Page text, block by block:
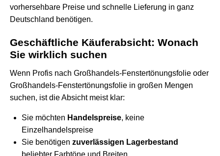
vorhersehbare Preise und schnelle Lieferung in ganz
Deutschland benötigen.
Geschäftliche Käuferabsicht: Wonach
Sie wirklich suchen
Wenn Profis nach Großhandels-Fenstertönungsfolie oder
Großhandels-Fenstertönungsfolie in großen Mengen
suchen, ist die Absicht meist klar:
Sie möchten Handelspreise, keine
Einzelhandelspreise
Sie benötigen zuverlässigen Lagerbestand
beliebter Farbtöne und Breiten